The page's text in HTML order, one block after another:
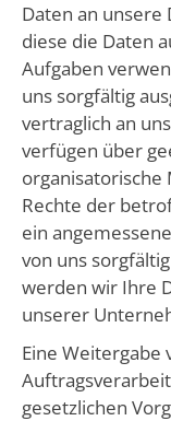
Daten an
diese die Daten
Aufgaben
uns sorgfältig
vertraglich an
verfügen über
organisatorische
Rechte der
ein
von uns
werden wir Ihre
unserer
Eine Weitergabe
gesetzlichen